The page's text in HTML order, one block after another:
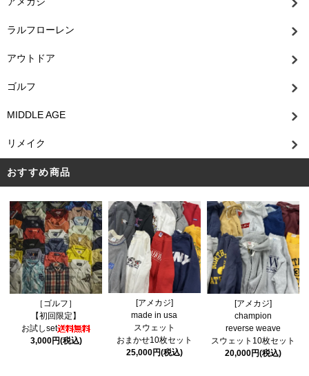
ラルフローレン
アウトドア
ゴルフ
MIDDLE AGE
リメイク
おすすめ商品
［ゴルフ］
【初回限定】
お試しset
3,000円(税込)
[アメカジ]
made in usa
スウェット
おまかせ10枚セット
25,000円(税込)
[アメカジ]
champion
reverse weave
スウェット10枚セット
20,000円(税込)